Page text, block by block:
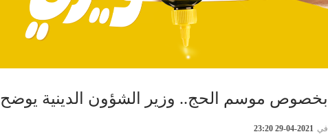
بخصوص موسم الحج.. وزير الشؤون الدينية يوضح
في 2021-04-29 23:20